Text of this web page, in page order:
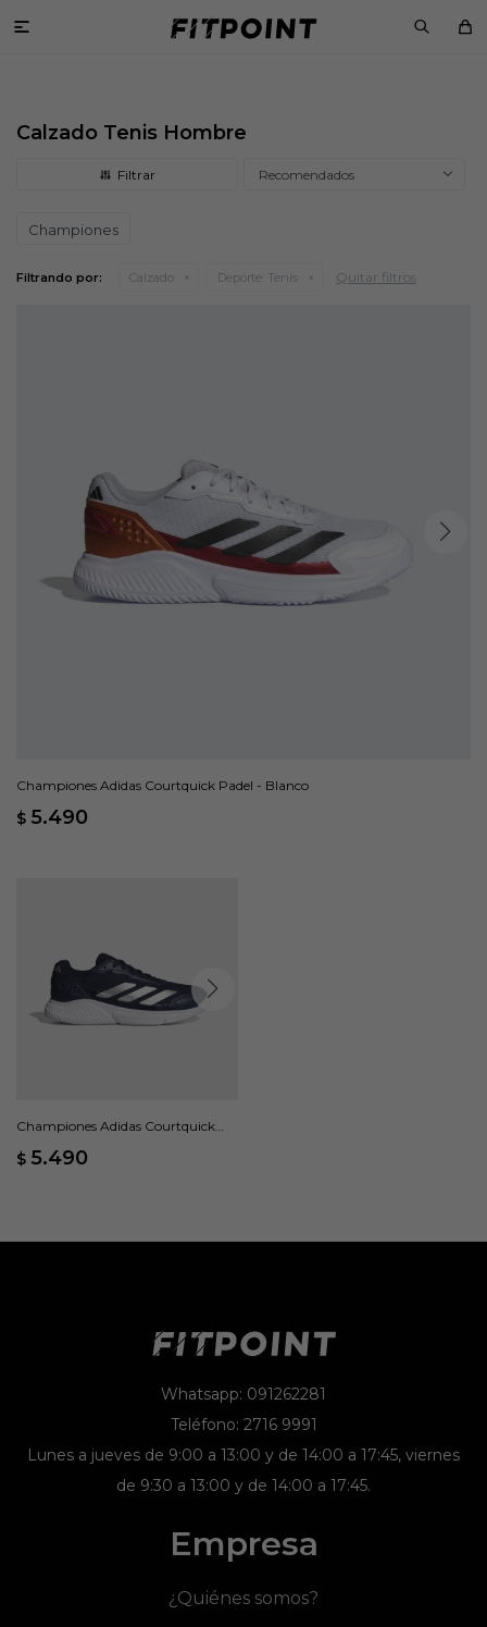

Calzado Tenis Hombre
Recomendados
Championes
Filtrando por: Calzado Deporte: Tenis Quitar filtros
Championes Adidas Courtquick Padel - Blanco
$ 5.490
Championes Adidas Courtquick
$ 5.490
Whatsapp: 091262281
Teléfono: 2716 9991
Lunes a jueves de 9:00 a 13:00 y de 14:00 a 17:45, viernes
de 9:30 a 13:00 y de 14:00 a 17:45.
Empresa
¿Quiénes somos?